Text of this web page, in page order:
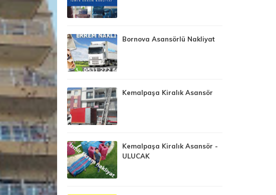
Bornova Asansörlü Nakliyat
Kemalpaşa Kiralık Asansör
Kemalpaşa Kiralık Asansör -
ULUCAK